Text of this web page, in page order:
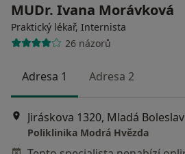
MUDr. Ivana Morávková
Praktický lékař, Internista
26 názorů
Adresa 1 Adresa 2
Jiráskova 1320, Mladá Boleslav
Poliklinika Modrá Hvězda